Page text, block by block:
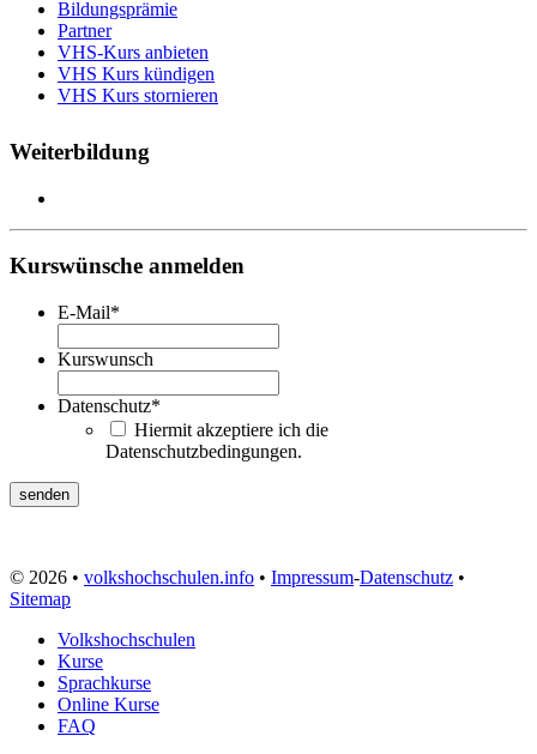
Bildungsprämie
Partner
VHS-Kurs anbieten
VHS Kurs kündigen
VHS Kurs stornieren
Weiterbildung
Kurswünsche anmelden
E-Mail*
Kurswunsch
Datenschutz*
Hiermit akzeptiere ich die
Datenschutzbedingungen.
© 2026 • volkshochschulen.info • Impressum-Datenschutz •
Sitemap
Volkshochschulen
Kurse
Sprachkurse
Online Kurse
FAQ